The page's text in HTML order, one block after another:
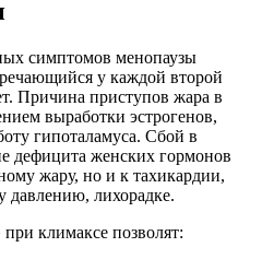
симптомов менопаузы
у каждой второй
Причина приступов жара в
выработки эстрогенов,
гипоталамуса. Сбой в
дефицита женских гормонов
жару, но и к тахикардии,
давлению, лихорадке.
климаксе позволят: